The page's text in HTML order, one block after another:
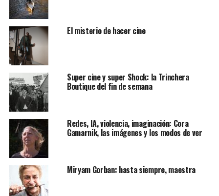
El misterio de hacer cine
Super cine y super Shock: la Trinchera
Boutique del fin de semana
Redes, IA, violencia, imaginación: Cora
Gamarnik, las imágenes y los modos de ver
Miryam Gorban: hasta siempre, maestra